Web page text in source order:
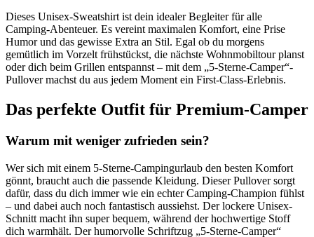
Dieses Unisex-Sweatshirt ist dein idealer Begleiter für alle
Camping-Abenteuer. Es vereint maximalen Komfort, eine Prise
Humor und das gewisse Extra an Stil. Egal ob du morgens
gemütlich im Vorzelt frühstückst, die nächste Wohnmobiltour planst
oder dich beim Grillen entspannst – mit dem „5-Sterne-Camper“-
Pullover machst du aus jedem Moment ein First-Class-Erlebnis.
Das perfekte Outfit für Premium-Camper
Warum mit weniger zufrieden sein?
Wer sich mit einem 5-Sterne-Campingurlaub den besten Komfort
gönnt, braucht auch die passende Kleidung. Dieser Pullover sorgt
dafür, dass du dich immer wie ein echter Camping-Champion fühlst
– und dabei auch noch fantastisch aussiehst. Der lockere Unisex-
Schnitt macht ihn super bequem, während der hochwertige Stoff
dich warmhält. Der humorvolle Schriftzug „5-Sterne-Camper“